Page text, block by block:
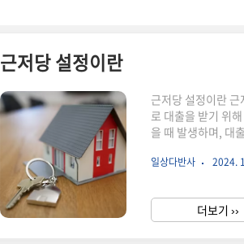
근저당 설정이란
근저당 설정이란
로 대출을 받기 위
을 때 발생하며, 대
부동산의 매각가로
은행은 대출금의 상
로 받을 보장을 얻
일상다반사 2024.
더보기 ››